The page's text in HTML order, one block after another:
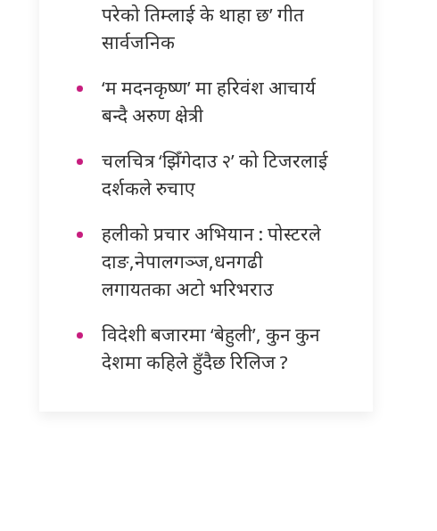
परेको तिम्लाई के थाहा छ’ गीत
सार्वजनिक
‘म मदनकृष्ण’ मा हरिवंश आचार्य
बन्दै अरुण क्षेत्री
चलचित्र ‘झिँगेदाउ २’ को टिजरलाई
दर्शकले रुचाए
हलीको प्रचार अभियान : पोस्टरले
दाङ,नेपालगञ्ज,धनगढी
लगायतका अटो भरिभराउ
विदेशी बजारमा ‘बेहुली’, कुन कुन
देशमा कहिले हुँदैछ रिलिज ?